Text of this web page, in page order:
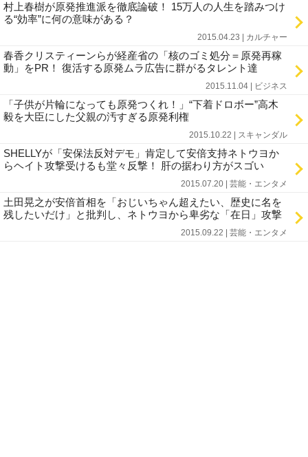
村上春樹が原発推進派を徹底論破！ 15万人の人生を踏みつけ
る“効率”に何の意味がある？
2015.04.23 | カルチャー
春香クリスティーンらが経産省の「核のゴミ処分＝原発再稼
動」をPR！ 復活する原発ムラ広告に群がるタレント達
2015.11.04 | ビジネス
「子供が片輪になっても原発つくれ！」“下着ドロボー”高木
毅を大臣にした父親の汚すぎる原発利権
2015.10.22 | スキャンダル
SHELLYが「安保法反対デモ」肯定して安倍支持ネトウヨか
らヘイト攻撃受けるも堂々反撃！ 肝の据わり方がスゴい
2015.07.20 | 芸能・エンタメ
土田晃之が安倍首相を「おじいちゃん超えたい、歴史に名を
残したいだけ」と批判し、ネトウヨから卑劣な「在日」攻撃
2015.09.22 | 芸能・エンタメ